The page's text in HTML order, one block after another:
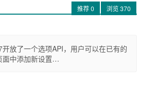
推荐0 浏览370
放了一个选项API，用户可以在已有的
面中添加新设置…